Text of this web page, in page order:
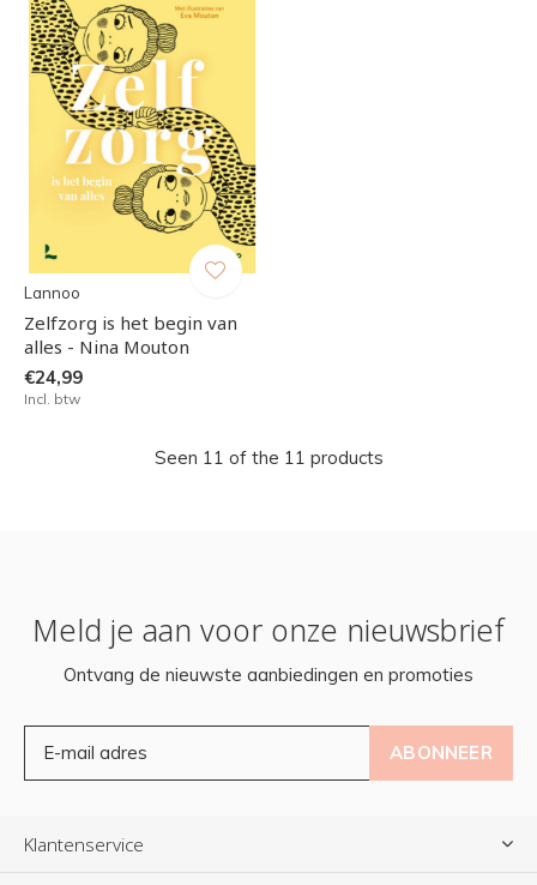
Lannoo
Zelfzorg is het begin van
alles - Nina Mouton
€24,99
Incl. btw
Seen 11 of the 11 products
Meld je aan voor onze nieuwsbrief
Ontvang de nieuwste aanbiedingen en promoties
ABONNEER
Klantenservice